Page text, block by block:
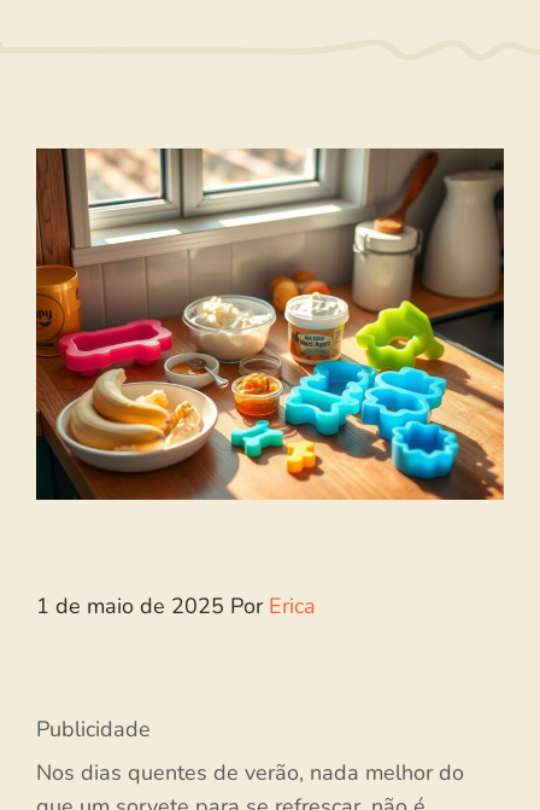
1 de maio de 2025 Por Erica
Publicidade
Nos dias quentes de verão, nada melhor do